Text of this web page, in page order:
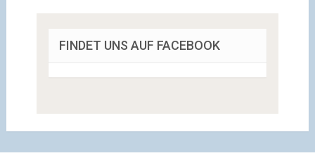
FINDET UNS AUF FACEBOOK